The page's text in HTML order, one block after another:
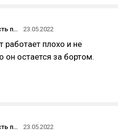
Как посчитать стоимость проекта? Руководство самозанятого. Глава 1
23.05.2022
работает плохо и не
он остается за бортом.
Как посчитать стоимость проекта? Руководство самозанятого. Глава 1
23.05.2022